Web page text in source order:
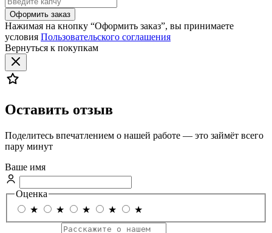
Оформить заказ
Нажимая на кнопку “Оформить заказ”, вы принимаете
условия Пользовательского соглашения
Вернуться к покупкам
Оставить отзыв
Поделитесь впечатлением о нашей работе — это займёт всего
пару минут
Ваше имя
Оценка
★
★ ★ ★ ★